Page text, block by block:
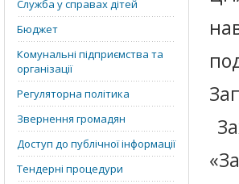
Служба у справах дітей
Бюджет
Комунальні підприємства та
організації
Регуляторна політика
Звернення громадян
Доступ до публічної інформації
Тендерні процедури